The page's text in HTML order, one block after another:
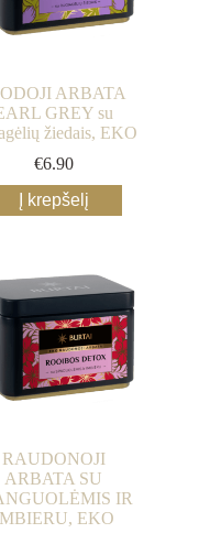
ARBATA
GREY su
žiedais, EKO
€6.90
Į krepšelį
RAUDONOJI
ARBATA SU
IR
EKO